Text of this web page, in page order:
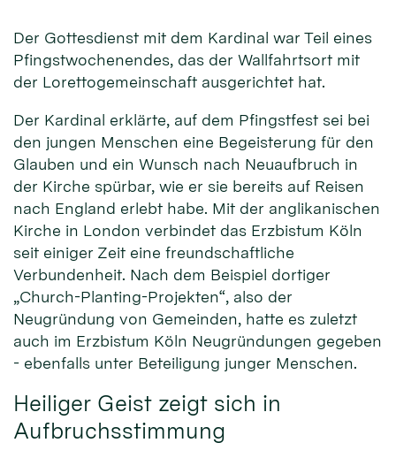
Der Gottesdienst mit dem Kardinal war Teil eines
Pfingstwochenendes, das der Wallfahrtsort mit
der Lorettogemeinschaft ausgerichtet hat.
Der Kardinal erklärte, auf dem Pfingstfest sei bei
den jungen Menschen eine Begeisterung für den
Glauben und ein Wunsch nach Neuaufbruch in
der Kirche spürbar, wie er sie bereits auf Reisen
nach England erlebt habe. Mit der anglikanischen
Kirche in London verbindet das Erzbistum Köln
seit einiger Zeit eine freundschaftliche
Verbundenheit. Nach dem Beispiel dortiger
„Church-Planting-Projekten“, also der
Neugründung von Gemeinden, hatte es zuletzt
auch im Erzbistum Köln Neugründungen gegeben
- ebenfalls unter Beteiligung junger Menschen.
Heiliger Geist zeigt sich in
Aufbruchsstimmung